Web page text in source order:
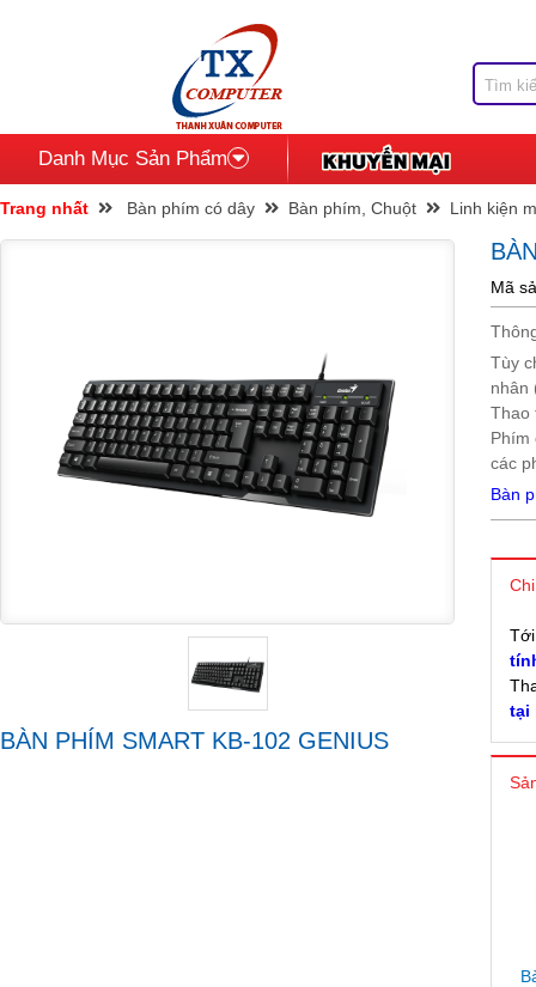
Danh Mục Sản Phẩm
Trang nhất Bàn phím có dây Bàn phím, Chuột Linh kiện
BÀN PHÍM SMART KB-102 GENIUS
Mã
Tùy
nhân
Thao
Phím
các
Bàn
tại